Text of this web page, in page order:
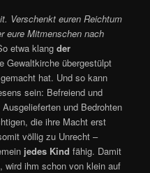
Verschenkt euren Reichtum
eure Mitmenschen nach
etwa klangder
Gewaltkirche übergestülpt
hat. Und so kann
sein: Befreiend und
und Bedrohten
die ihre Macht erst
völlig zu Unrecht –
jedes Kind fähig. Damit
wird ihm schon von klein auf